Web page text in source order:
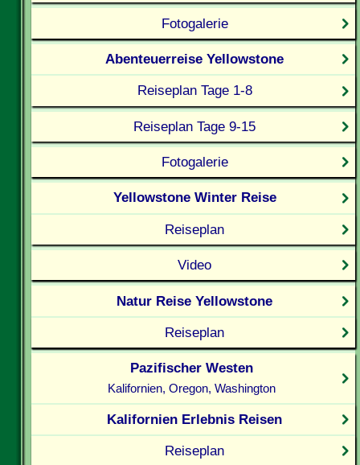
Fotogalerie
Abenteuerreise Yellowstone
Reiseplan Tage 1-8
Reiseplan Tage 9-15
Fotogalerie
Yellowstone Winter Reise
Reiseplan
Video
Natur Reise Yellowstone
Reiseplan
Pazifischer Westen
Kalifornien, Oregon, Washington
Kalifornien Erlebnis Reisen
Reiseplan